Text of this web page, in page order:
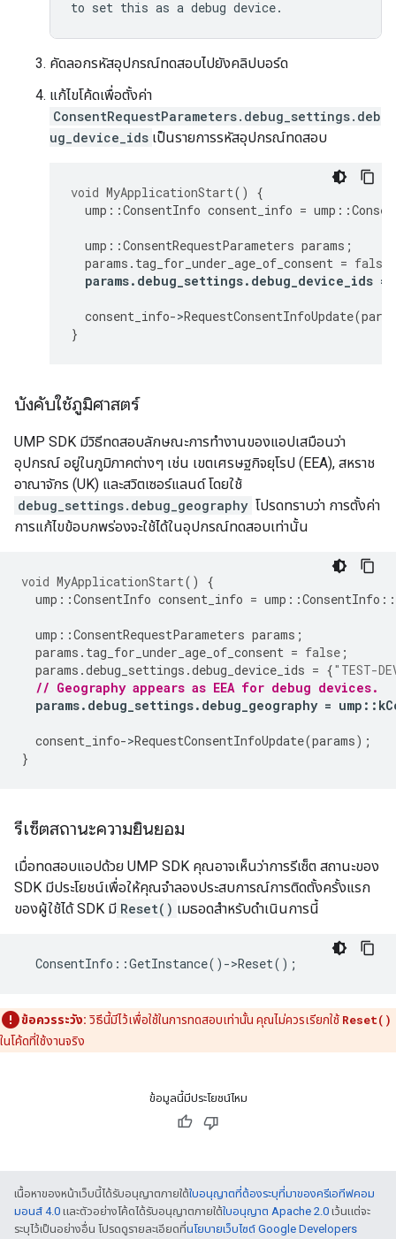
คัดลอกรหัสอุปกรณ์ทดสอบไปยังคลิปบอร์ด
แก้ไขโค้ดเพื่อตั้งค่า
ConsentRequestParameters.debug_settings.deb
ug_device_ids เป็นรายการรหัสอุปกรณ์ทดสอบ
void MyApplicationStart()
{
ump ::ConsentInfo consent_info = ump ::
ump ::ConsentRequestParameters params ;
params . tag_for_under_age_of_consent = false
params. debug_settings. debug_device_ids =
consent_info->RequestConsentInfoUpdate(
}
บังคับใช้ภูมิศาสตร์
UMP SDK มีวิธีทดสอบลักษณะการทำงานของแอปเสมือนว่า
อุปกรณ์ อยู่ในภูมิภาคต่างๆ เช่น เขตเศรษฐกิจยุโรป (EEA), สหราช
อาณาจักร (UK) และสวิตเซอร์แลนด์ โดยใช้
debug_settings.debug_geography โปรดทราบว่า การตั้งค่า
การแก้ไขข้อบกพร่องจะใช้ได้ในอุปกรณ์ทดสอบเท่านั้น
void MyApplicationStart()
{
ump ::ConsentInfo consent_info = ump ::ConsentInfo ::
ump ::ConsentRequestParameters params ;
params . tag_for_under_age_of_consent = false ;
params .debug_settings .debug_device_ids = {"TEST-
// Geography appears as EEA for debug devices.
params. debug_settings. debug_geography = ump ::
consent_info->RequestConsentInfoUpdate(params);
}
รีเซ็ตสถานะความยินยอม
เมื่อทดสอบแอปด้วย UMP SDK คุณอาจเห็นว่าการรีเซ็ต สถานะของ
SDK มีประโยชน์เพื่อให้คุณจำลองประสบการณ์การติดตั้งครั้งแรก
ของผู้ใช้ได้ SDK มี Reset() เมธอดสำหรับดำเนินการนี้
ConsentInfo ::GetInstance() ->Reset();
ข้อควรระวัง: วิธีนี้มีไว้เพื่อใช้ในการทดสอบเท่านั้น คุณไม่ควรเรียกใช้ Reset()
ในโค้ดที่ใช้งานจริง
ข้อมูลนี้มีประโยชน์ไหม
เนื้อหาของหน้าเว็บนี้ได้รับอนุญาตภายใต้ใบอนุญาตที่ต้องระบุที่มาของครีเอทีฟคอม
มอนส์ 4.0 และตัวอย่างโค้ดได้รับอนุญาตภายใต้ใบอนุญาต Apache 2.0 เว้นแต่จะ
ระบุไว้เป็นอย่างอื่น โปรดดูรายละเอียดที่นโยบายเว็บไซต์ Google Developers